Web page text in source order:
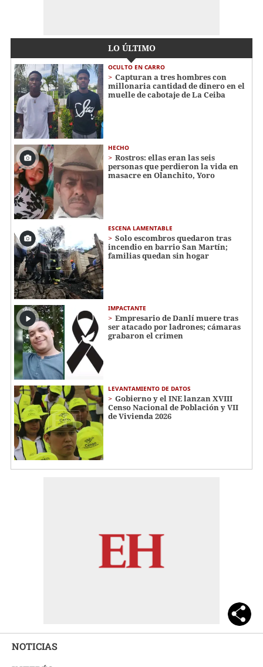
LO ÚLTIMO
OCULTO EN CARRO
Capturan a tres hombres con
millonaria cantidad de dinero en el
muelle de cabotaje de La Ceiba
HECHO
Rostros: ellas eran las seis
personas que perdieron la vida en
masacre en Olanchito, Yoro
ESCENA LAMENTABLE
Solo escombros quedaron tras
incendio en barrio San Martín;
familias quedan sin hogar
IMPACTANTE
Empresario de Danlí muere tras
ser atacado por ladrones; cámaras
grabaron el crimen
LEVANTAMIENTO DE DATOS
Gobierno y el INE lanzan XVIII
Censo Nacional de Población y VII
de Vivienda 2026
NOTICIAS